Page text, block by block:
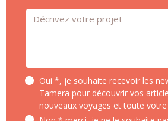
Message *
Oui *, je souhaite recevoir les
Tamera pour découvrir vos
nouveaux voyages et toute